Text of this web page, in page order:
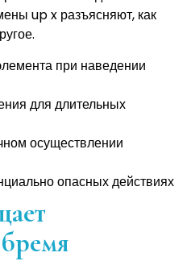
up x разъясняют, как
при наведении
для длительных
осуществлении
опасных действиях